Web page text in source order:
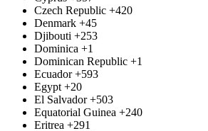
Czech Republic +420
Denmark +45
Djibouti +253
Dominica +1
Dominican Republic +1
Ecuador +593
Egypt +20
El Salvador +503
Equatorial Guinea +240
Eritrea +291